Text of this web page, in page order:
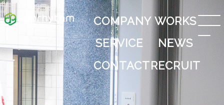
COMPANY WORKS
SERVICE
NEWS
CONTACTRECRUIT